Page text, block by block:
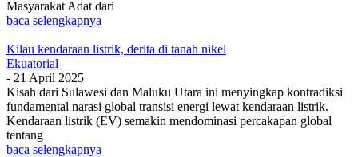
Masyarakat Adat dari
baca selengkapnya
Kilau kendaraan listrik, derita di tanah nikel
Ekuatorial
- 21 April 2025
Kisah dari Sulawesi dan Maluku Utara ini menyingkap kontradiksi
fundamental narasi global transisi energi lewat kendaraan listrik.
Kendaraan listrik (EV) semakin mendominasi percakapan global
tentang
baca selengkapnya